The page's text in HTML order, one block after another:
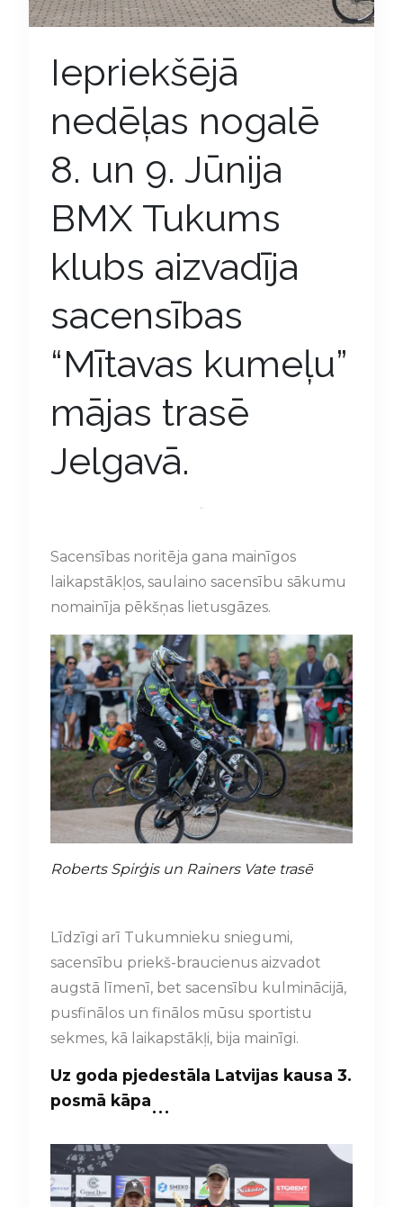
Iepriekšējā
nedēļas nogalē
8. un 9. Jūnija
BMX Tukums
klubs aizvadīja
sacensības
“Mītavas kumeļu”
mājas trasē
Jelgavā.
Sacensības noritēja gana mainīgos
laikapstākļos, saulaino sacensību sākumu
nomainīja pēkšņas lietusgāzes.
Roberts Spirģis un Rainers Vate trasē
Līdzīgi arī Tukumnieku sniegumi,
sacensību priekš-braucienus aizvadot
augstā līmenī, bet sacensību kulminācijā,
pusfinālos un finālos mūsu sportistu
sekmes, kā laikapstākļi, bija mainīgi.
Uz goda pjedestāla Latvijas kausa 3.
posmā kāpa…